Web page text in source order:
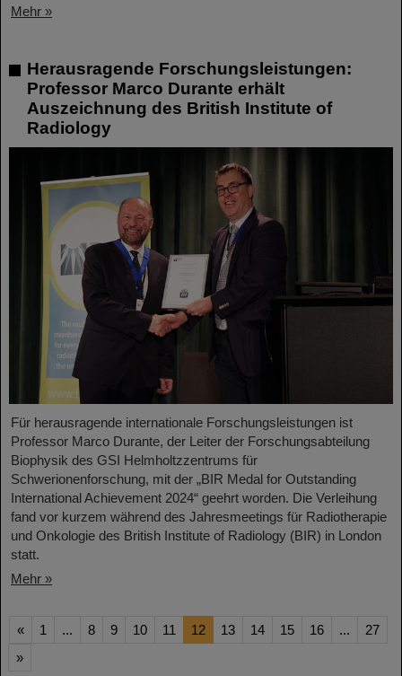
Mehr »
Herausragende Forschungsleistungen:
Professor Marco Durante erhält
Auszeichnung des British Institute of
Radiology
Für herausragende internationale Forschungsleistungen ist
Professor Marco Durante, der Leiter der Forschungsabteilung
Biophysik des GSI Helmholtzzentrums für
Schwerionenforschung, mit der „BIR Medal for Outstanding
International Achievement 2024“ geehrt worden. Die Verleihung
fand vor kurzem während des Jahresmeetings für Radiotherapie
und Onkologie des British Institute of Radiology (BIR) in London
statt.
Mehr »
« 1 ... 8 9 10 11 12 13 14 15 16 ...
27
»